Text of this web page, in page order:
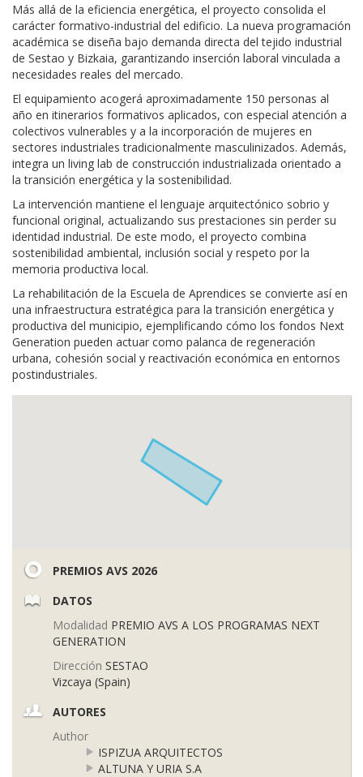
Más allá de la eficiencia energética, el proyecto consolida el
carácter formativo-industrial del edificio. La nueva programación
académica se diseña bajo demanda directa del tejido industrial
de Sestao y Bizkaia, garantizando inserción laboral vinculada a
necesidades reales del mercado.
El equipamiento acogerá aproximadamente 150 personas al
año en itinerarios formativos aplicados, con especial atención a
colectivos vulnerables y a la incorporación de mujeres en
sectores industriales tradicionalmente masculinizados. Además,
integra un living lab de construcción industrializada orientado a
la transición energética y la sostenibilidad.
La intervención mantiene el lenguaje arquitectónico sobrio y
funcional original, actualizando sus prestaciones sin perder su
identidad industrial. De este modo, el proyecto combina
sostenibilidad ambiental, inclusión social y respeto por la
memoria productiva local.
La rehabilitación de la Escuela de Aprendices se convierte así en
una infraestructura estratégica para la transición energética y
productiva del municipio, ejemplificando cómo los fondos Next
Generation pueden actuar como palanca de regeneración
urbana, cohesión social y reactivación económica en entornos
postindustriales.
PREMIOS AVS 2026
DATOS
Modalidad PREMIO AVS A LOS PROGRAMAS NEXT
GENERATION
Dirección SESTAO
Vizcaya (Spain)
AUTORES
Author
ISPIZUA ARQUITECTOS
ALTUNA Y URIA S.A